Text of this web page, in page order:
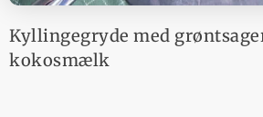
Kyllingegryde med
kokosmælk